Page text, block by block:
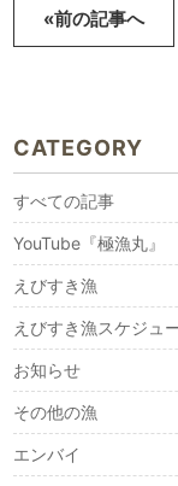
«前の記事へ
CATEGORY
すべての記事
YouTube『極漁丸』
えびすき漁
えびすき漁スケジュ
お知らせ
その他の漁
エンバイ